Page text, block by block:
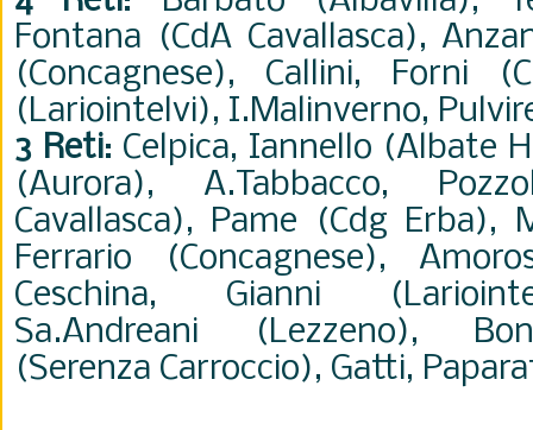
Fontana (CdA Cavallasca),
(Concagnese), Callini, Forni
(Lariointelvi), I.Malinverno,
3 Reti: Celpica, Iannello (Albate
(Aurora), A.Tabbacco,
Cavallasca), Pame (Cdg Erba),
Ferrario (Concagnese),
Ceschina, Gianni
Sa.Andreani (Lezzeno),
(Serenza Carroccio), Gatti,